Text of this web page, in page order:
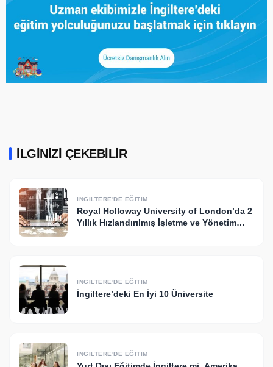
İLGINIZI ÇEKEBILIR
İNGILTERE'DE EĞITIM
Royal Holloway University of London’da 2
Yıllık Hızlandırılmış İşletme ve Yönetim
İNGILTERE'DE EĞITIM
İngiltere’deki En İyi 10 Üniversite
İNGILTERE'DE EĞITIM